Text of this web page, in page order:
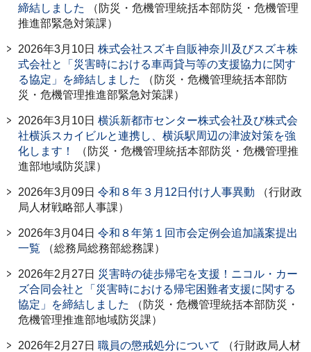
締結しました
（防災・危機管理統括本部防災・危機管理
推進部緊急対策課）
2026年3月10日 株式会社スズキ自販神奈川及びスズキ株
式会社と「災害時における車両貸与等の支援協力に関す
る協定」を締結しました
（防災・危機管理統括本部防
災・危機管理推進部緊急対策課）
2026年3月10日 横浜新都市センター株式会社及び株式会
社横浜スカイビルと連携し、横浜駅周辺の津波対策を強
化します！
（防災・危機管理統括本部防災・危機管理推
進部地域防災課）
2026年3月09日 令和８年３月12日付け人事異動 （行財政
局人材戦略部人事課）
2026年3月04日 令和８年第１回市会定例会追加議案提出
一覧 （総務局総務部総務課）
2026年2月27日 災害時の徒歩帰宅を支援！ニコル・カー
ズ合同会社と「災害時における帰宅困難者支援に関する
協定」を締結しました
（防災・危機管理統括本部防災・
危機管理推進部地域防災課）
2026年2月27日 職員の懲戒処分について
（行財政局人材